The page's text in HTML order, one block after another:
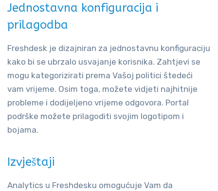
Jednostavna konfiguracija i
prilagodba
Freshdesk je dizajniran za jednostavnu konfiguraciju
kako bi se ubrzalo usvajanje korisnika. Zahtjevi se
mogu kategorizirati prema Vašoj politici štedeći
vam vrijeme. Osim toga, možete vidjeti najhitnije
probleme i dodijeljeno vrijeme odgovora. Portal
podrške možete prilagoditi svojim logotipom i
bojama.
Izvještaji
Analytics u Freshdesku omogućuje Vam da